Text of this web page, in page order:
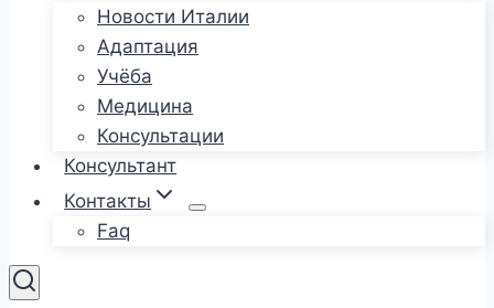
Новости Италии
Адаптация
Учёба
Медицина
Консультации
Консультант
Контакты
Faq